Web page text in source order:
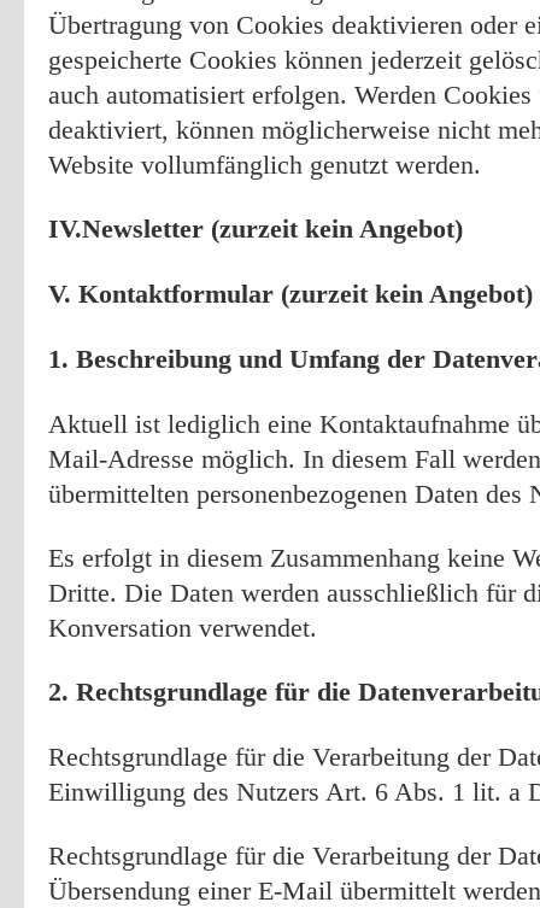
Übertragung von Cookies deaktivieren oder
gespeicherte Cookies können jederzeit
auch automatisiert erfolgen. Werden
deaktiviert, können möglicherweise nicht
Website vollumfänglich genutzt werden.
IV.Newsletter (zurzeit kein Angebot)
V. Kontaktformular (zurzeit kein
1. Beschreibung und Umfang der
Aktuell ist lediglich eine Kontaktaufnahme
Mail-Adresse möglich. In diesem Fall
übermittelten personenbezogenen Daten des
Es erfolgt in diesem Zusammenhang keine
Dritte. Die Daten werden ausschließlich für
Konversation verwendet.
2. Rechtsgrundlage für die
Rechtsgrundlage für die Verarbeitung der
Einwilligung des Nutzers Art. 6 Abs. 1 lit. a
Rechtsgrundlage für die Verarbeitung der
Übersendung einer E-Mail übermittelt